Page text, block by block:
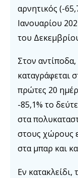
αρνητικός (-
Ιανουαρίου
του
Στον
καταγράφεται
πρώτες 20
-85,1% το
στα
στους χώρους
στα μπαρ και
Εν κατακλείδι,